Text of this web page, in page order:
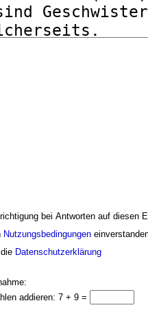
bei Antworten auf diesen
Nutzungsbedingungen
Datenschutzerklärung
addieren: 7 + 9 =